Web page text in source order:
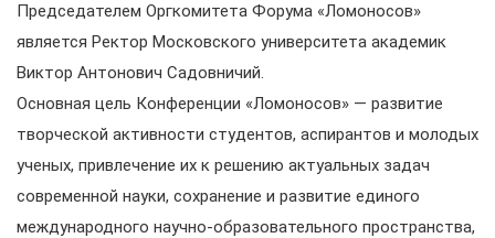
Председателем Оргкомитета Форума «Ломоносов»
является Ректор Московского университета академик
Виктор Антонович Садовничий.
Основная цель Конференции «Ломоносов» — развитие
творческой активности студентов, аспирантов и молодых
ученых, привлечение их к решению актуальных задач
современной науки, сохранение и развитие единого
международного научно-образовательного пространства,